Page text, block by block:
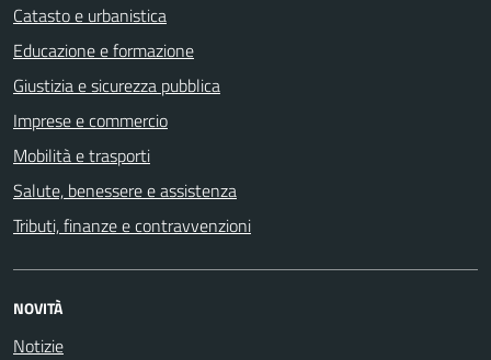
Catasto e urbanistica
Educazione e formazione
Giustizia e sicurezza pubblica
Imprese e commercio
Mobilità e trasporti
Salute, benessere e assistenza
Tributi, finanze e contravvenzioni
NOVITÀ
Notizie